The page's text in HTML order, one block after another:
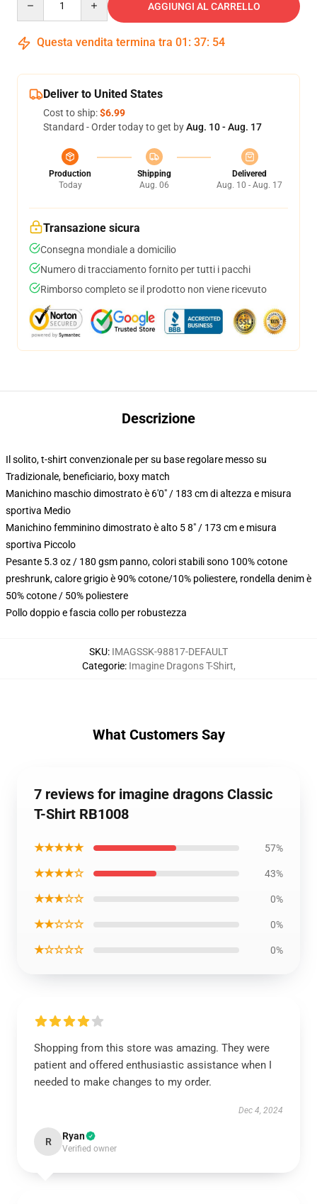
AGGIUNGI AL CARRELLO
Questa vendita termina tra 01 : 37: 54
Deliver to United States
Cost to ship:$6.99
Standard - Order today to get byAug. 10 - Aug. 17
Production
Today
Shipping
Aug. 06
Delivered
Aug. 10 - Aug. 17
Transazione sicura
Consegna mondiale a domicilio
Numero di tracciamento fornito per tutti i pacchi
Rimborso completo se il prodotto non viene ricevuto
Descrizione
Il solito, t-shirt convenzionale per su base regolare messo su
Tradizionale, beneficiario, boxy match
Manichino maschio dimostrato è 6'0" / 183 cm di altezza e misura
sportiva Medio
Manichino femminino dimostrato è alto 5 8" / 173 cm e misura
sportiva Piccolo
Pesante 5.3 oz / 180 gsm panno, colori stabili sono 100% cotone
preshrunk, calore grigio è 90% cotone/10% poliestere, rondella denim è
50% cotone / 50% poliestere
Pollo doppio e fascia collo per robustezza
SKU: IMAGSSK-98817-DEFAULT
Categorie: Imagine Dragons T-Shirt,
What Customers Say
7 reviews for imagine dragons Classic
T-Shirt RB1008
★★★★★ 57%
★★★★☆ 43%
★★★☆☆ 0%
★★☆☆☆ 0%
★☆☆☆☆ 0%
Shopping from this store was amazing. They were
patient and offered enthusiastic assistance when I
needed to make changes to my order.
Dec 4, 2024
R Ryan
Verified owner